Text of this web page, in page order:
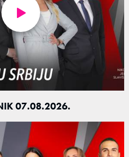
07.08.2026.